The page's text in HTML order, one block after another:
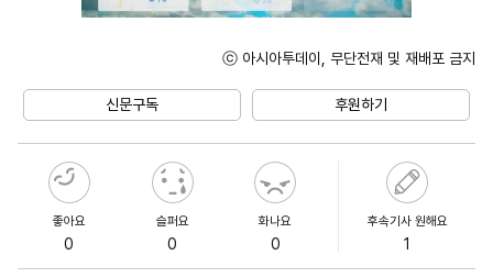
ⓒ 아시아투데이, 무단전재 및 재배포 금지
신문구독 후원하기
좋아요
0
슬퍼요
0
화나요
0
후속기사 원해요
1